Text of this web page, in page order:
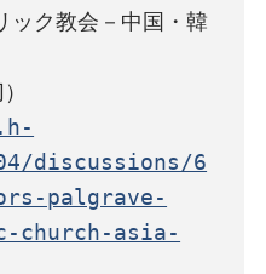
ック教会－中国・韓
discussions/6
palgrave-
church-asia-